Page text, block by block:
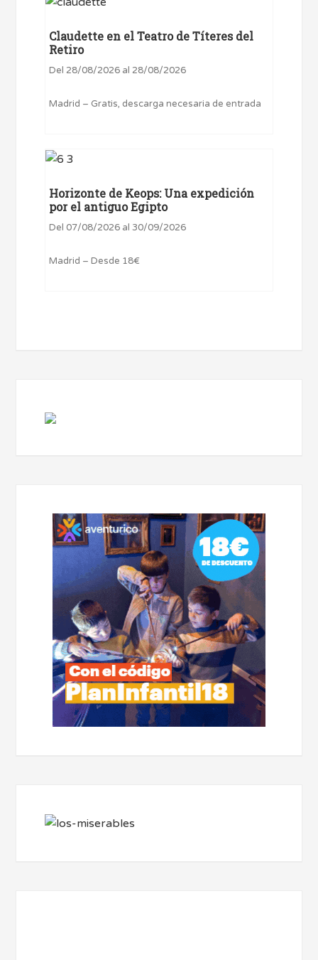
Claudette en el Teatro de Títeres del
Retiro
Del 28/08/2026 al 28/08/2026
Madrid – Gratis, descarga necesaria de entrada
Horizonte de Keops: Una expedición
por el antiguo Egipto
Del 07/08/2026 al 30/09/2026
Madrid – Desde 18€